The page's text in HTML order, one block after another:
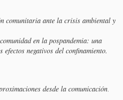
comunitaria ante la crisis ambiental y
en la pospandemia: una
negativos del confinamiento.
desde la comunicación